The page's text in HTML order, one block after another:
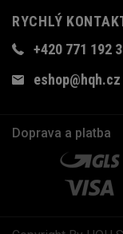
RYCHLÝ
+420 771 192
eshop@hqh.cz
Doprava a platba